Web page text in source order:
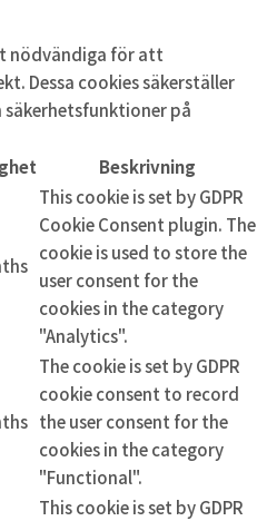
nödvändiga för att
Dessa cookies säkerställer
på
Beskrivning
This cookie is set by GDPR
Cookie Consent plugin. The
cookie is used to store the
user consent for the
cookies in the category
"Analytics".
The cookie is set by GDPR
cookie consent to record
the user consent for the
cookies in the category
"Functional".
This cookie is set by GDPR